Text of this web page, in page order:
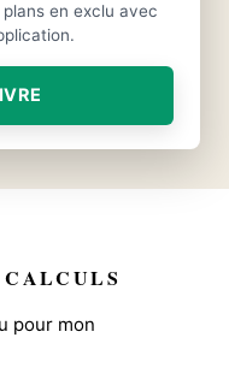
pour mon
en exclu avec